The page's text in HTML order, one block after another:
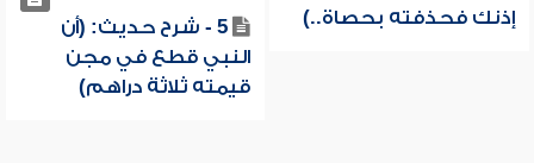
إذنك فحذفته بحصاة..)
5 - شرح حديث: (أن
النبي قطع في مجن
قيمته ثلاثة دراهم)